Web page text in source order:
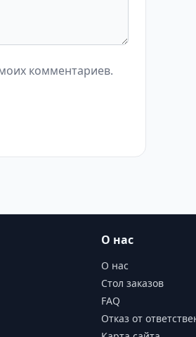
комментариев.
О нас
О нас
Стол заказов
FAQ
Отказ от